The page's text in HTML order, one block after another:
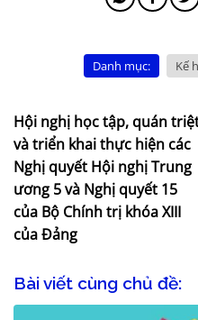
Danh mục: Kế
Hội nghị học tập, quán
và triển khai thực hiện các
Nghị quyết Hội nghị Trung
ương 5 và Nghị quyết 15
của Bộ Chính trị khóa XIII
của Đảng
Bài viết cùng chủ đề: